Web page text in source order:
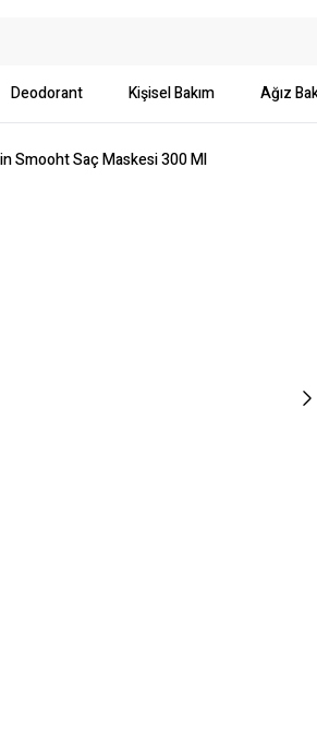
Deodorant Kişisel Bakım Ağız
Smooht Saç Maskesi 300 Ml